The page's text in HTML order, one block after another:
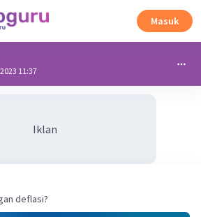
Masuk
11:37
Iklan
deflasi?